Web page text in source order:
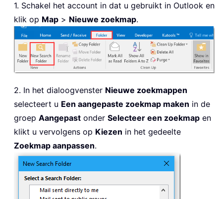
1. Schakel het account in dat u gebruikt in Outlook en
klik op Map > Nieuwe zoekmap.
2. In het dialoogvenster Nieuwe zoekmappen
selecteert u Een aangepaste zoekmap maken in de
groep Aangepast onder Selecteer een zoekmap en
klikt u vervolgens op Kiezen in het gedeelte
Zoekmap aanpassen.